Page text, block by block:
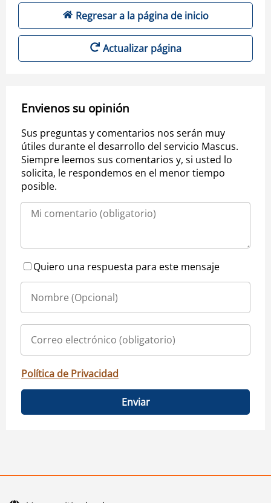
Regresar a la página de inicio
Actualizar página
Envienos su opinión
Sus preguntas y comentarios nos serán muy
útiles durante el desarrollo del servicio Mascus.
Siempre leemos sus comentarios y, si usted lo
solicita, le respondemos en el menor tiempo
posible.
Quiero una respuesta para este mensaje
Política de Privacidad
Enviar